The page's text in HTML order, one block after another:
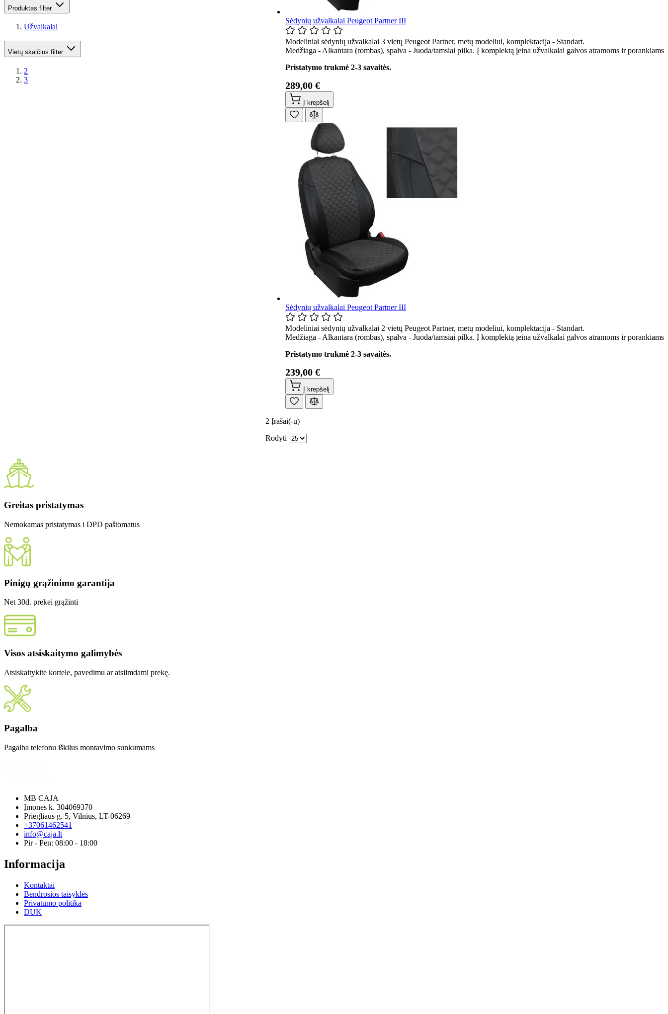
Produktas filter
Užvalkalai
Vietų skaičius filter
2
3
Sėdynių užvalkalai Peugeot Partner III
Modeliniai sėdynių užvalkalai 3 vietų Peugeot Partner, metų modeliui, komplektacija - Standart.
Medžiaga - Alkantara (rombas), spalva - Juoda/tamsiai pilka. Į komplektą įeina užvalkalai galvos atramoms ir porankiams
Pristatymo trukmė 2-3 savaitės.
289,00 €
Į krepšelį
Sėdynių užvalkalai Peugeot Partner III
Modeliniai sėdynių užvalkalai 2 vietų Peugeot Partner, metų modeliui, komplektacija - Standart.
Medžiaga - Alkantara (rombas), spalva - Juoda/tamsiai pilka. Į komplektą įeina užvalkalai galvos atramoms ir porankiams
Pristatymo trukmė 2-3 savaitės.
239,00 €
Į krepšelį
2 Įrašai(-ų)
Rodyti
Greitas pristatymas
Nemokamas pristatymas i DPD paštomatus
Pinigų grąžinimo garantija
Net 30d. prekei grąžinti
Visos atsiskaitymo galimybės
Atsiskaitykite kortele, pavedimu ar atsiimdami prekę.
Pagalba
Pagalba telefonu iškilus montavimo sunkumams
MB CAJA
Įmones k. 304069370
Priegliaus g. 5, Vilnius, LT-06269
+37061462541
info@caja.lt
Pir - Pen: 08:00 - 18:00
Informacija
Kontaktai
Bendrosios taisyklės
Privatumo politika
DUK